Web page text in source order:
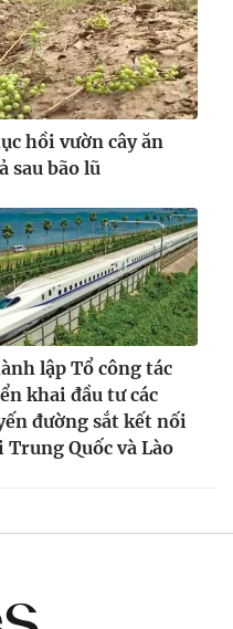
hồi vườn cây ăn
sau bão lũ
lập Tổ công tác
khai đầu tư các
đường sắt kết nối
Trung Quốc và Lào